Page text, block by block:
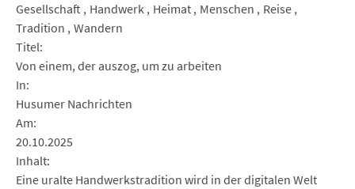
Gesellschaft Handwerk Heimat Menschen
Reise
Tradition Wandern
Titel
Von einem, der auszog, um zu arbeiten
In
Husumer Nachrichten
Am
20.10.2025
Inhalt
Eine uralte Handwerkstradition wird in der digitalen Welt